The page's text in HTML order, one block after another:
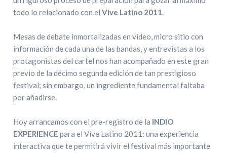
todo lo relacionado con elVive Latino 2011.
Mesas de debate inmortalizadas en video, micro sitio con
información de cada una de las bandas, y entrevistas a los
protagonistas del cartel nos han acompañado en este gran
previo de la décimo segunda edición de tan prestigioso
festival; sin embargo, un ingrediente fundamental faltaba
por añadirse.
Hoy arrancamos con el pre-registro de la INDIO
EXPERIENCEpara el Vive Latino 2011: una experiencia
interactiva que te permitirá vivir el festival más importante